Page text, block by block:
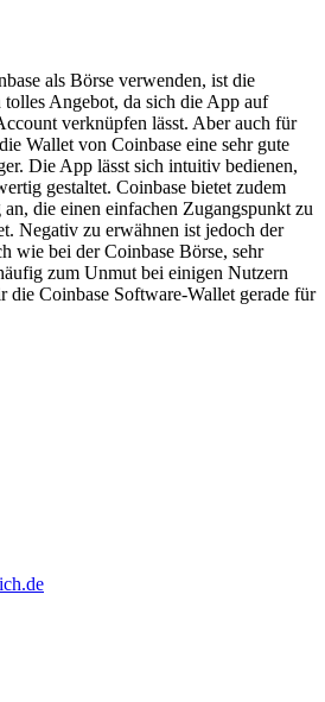
als Börse verwenden, ist die
Angebot, da sich die App auf
verknüpfen lässt. Aber auch für
Wallet von Coinbase eine sehr gute
Die App lässt sich intuitiv bedienen,
gestaltet. Coinbase bietet zudem
die einen einfachen Zugangspunkt zu
Negativ zu erwähnen ist jedoch der
wie bei der Coinbase Börse, sehr
zum Unmut bei einigen Nutzern
Coinbase Software-Wallet gerade für